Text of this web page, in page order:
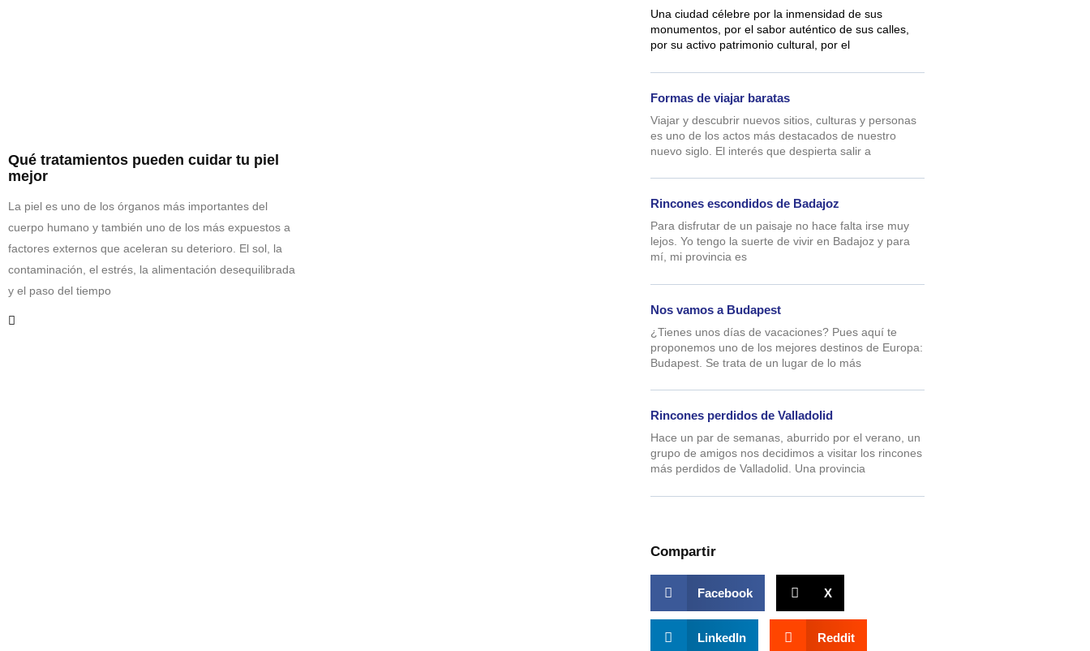
Qué tratamientos pueden cuidar tu piel
mejor
La piel es uno de los órganos más importantes del
cuerpo humano y también uno de los más expuestos a
factores externos que aceleran su deterioro. El sol, la
contaminación, el estrés, la alimentación desequilibrada
y el paso del tiempo
Una ciudad célebre por la inmensidad de sus
monumentos, por el sabor auténtico de sus calles,
por su activo patrimonio cultural, por el
Formas de viajar baratas
Viajar y descubrir nuevos sitios, culturas y personas
es uno de los actos más destacados de nuestro
nuevo siglo. El interés que despierta salir a
Rincones escondidos de Badajoz
Para disfrutar de un paisaje no hace falta irse muy
lejos. Yo tengo la suerte de vivir en Badajoz y para
mí, mi provincia es
Nos vamos a Budapest
¿Tienes unos días de vacaciones? Pues aquí te
proponemos uno de los mejores destinos de Europa:
Budapest. Se trata de un lugar de lo más
Rincones perdidos de Valladolid
Hace un par de semanas, aburrido por el verano, un
grupo de amigos nos decidimos a visitar los rincones
más perdidos de Valladolid. Una provincia
Compartir
Facebook X
LinkedIn Reddit